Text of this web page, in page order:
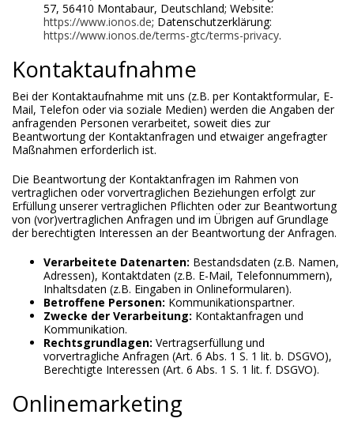
57, 56410 Montabaur, Deutschland; Website:
https://www.ionos.de; Datenschutzerklärung:
https://www.ionos.de/terms-gtc/terms-privacy.
Kontaktaufnahme
Bei der Kontaktaufnahme mit uns (z.B. per Kontaktformular, E-
Mail, Telefon oder via soziale Medien) werden die Angaben der
anfragenden Personen verarbeitet, soweit dies zur
Beantwortung der Kontaktanfragen und etwaiger angefragter
Maßnahmen erforderlich ist.
Die Beantwortung der Kontaktanfragen im Rahmen von
vertraglichen oder vorvertraglichen Beziehungen erfolgt zur
Erfüllung unserer vertraglichen Pflichten oder zur Beantwortung
von (vor)vertraglichen Anfragen und im Übrigen auf Grundlage
der berechtigten Interessen an der Beantwortung der Anfragen.
Verarbeitete Datenarten: Bestandsdaten (z.B. Namen,
Adressen), Kontaktdaten (z.B. E-Mail, Telefonnummern),
Inhaltsdaten (z.B. Eingaben in Onlineformularen).
Betroffene Personen: Kommunikationspartner.
Zwecke der Verarbeitung: Kontaktanfragen und
Kommunikation.
Rechtsgrundlagen: Vertragserfüllung und
vorvertragliche Anfragen (Art. 6 Abs. 1 S. 1 lit. b. DSGVO),
Berechtigte Interessen (Art. 6 Abs. 1 S. 1 lit. f. DSGVO).
Onlinemarketing